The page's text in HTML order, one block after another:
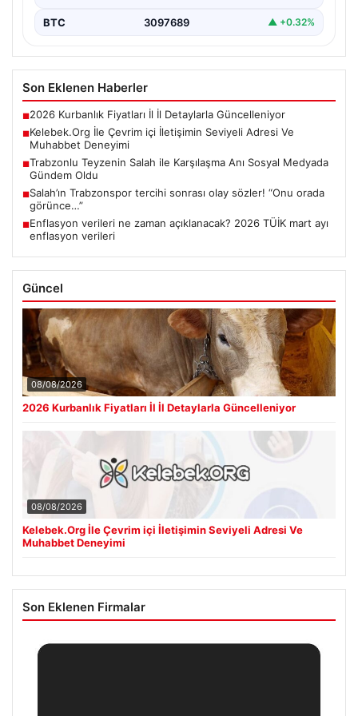
BTC 3097689 ▲ +0.32%
Son Eklenen Haberler
■2026 Kurbanlık Fiyatları İl İl Detaylarla Güncelleniyor
■Kelebek.Org İle Çevrim içi İletişimin Seviyeli Adresi Ve
Muhabbet Deneyimi
■Trabzonlu Teyzenin Salah ile Karşılaşma Anı Sosyal Medyada
Gündem Oldu
■Salah’ın Trabzonspor tercihi sonrası olay sözler! “Onu orada
görünce…”
■Enflasyon verileri ne zaman açıklanacak? 2026 TÜİK mart ayı
enflasyon verileri
Güncel
08/08/2026
2026 Kurbanlık Fiyatları İl İl Detaylarla Güncelleniyor
08/08/2026
Kelebek.Org İle Çevrim içi İletişimin Seviyeli Adresi Ve
Muhabbet Deneyimi
Son Eklenen Firmalar